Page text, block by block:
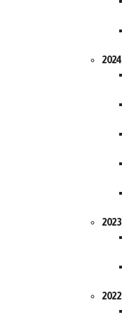
2024
2023
2022